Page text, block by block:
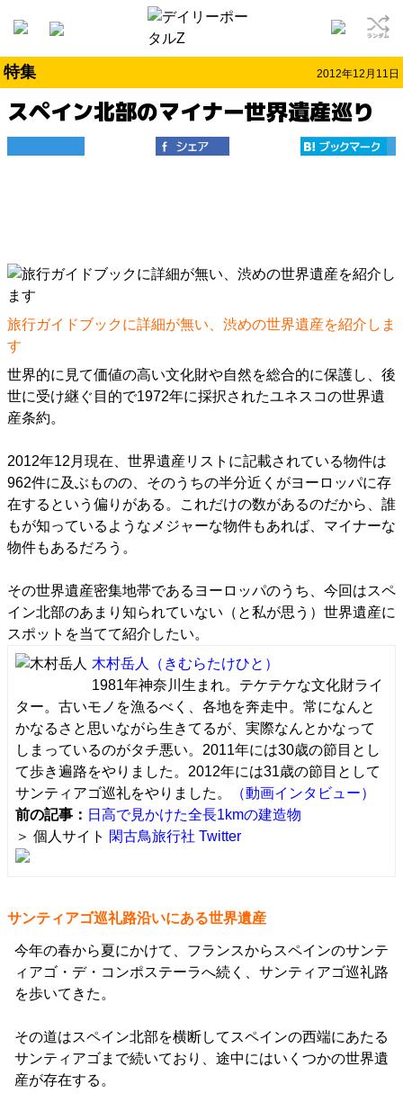
特集 2012年12月11日
スペイン北部のマイナー世界遺産巡り
旅行ガイドブックに詳細が無い、渋めの世界遺産を紹介しま
す
世界的に見て価値の高い文化財や自然を総合的に保護し、後
世に受け継ぐ目的で1972年に採択されたユネスコの世界遺
産条約。
2012年12月現在、世界遺産リストに記載されている物件は
962件に及ぶものの、そのうちの半分近くがヨーロッパに存
在するという偏りがある。これだけの数があるのだから、誰
もが知っているようなメジャーな物件もあれば、マイナーな
物件もあるだろう。
その世界遺産密集地帯であるヨーロッパのうち、今回はスペ
イン北部のあまり知られていない（と私が思う）世界遺産に
スポットを当てて紹介したい。
木村岳人
（きむらたけひと）
1981年神奈川生まれ。テケテケな文化財ライ
ター。古いモノを漁るべく、各地を奔走中。常になんと
かなるさと思いながら生きてるが、実際なんとかなって
しまっているのがタチ悪い。2011年には30歳の節目とし
て歩き遍路をやりました。2012年には31歳の節目として
サンティアゴ巡礼をやりました。
（動画インタビュー）
前の記事： 日高で見かけた全長1kmの建造物
＞ 個人サイト 閑古鳥旅行社 Twitter
サンティアゴ巡礼路沿いにある世界遺産
今年の春から夏にかけて、フランスからスペインのサンテ
ィアゴ・デ・コンポステーラへ続く、サンティアゴ巡礼路
を歩いてきた。
その道はスペイン北部を横断してスペインの西端にあたる
サンティアゴまで続いており、途中にはいくつかの世界遺
産が存在する。